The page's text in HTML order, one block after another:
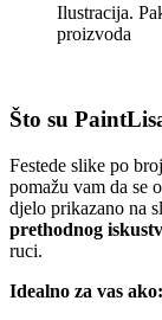
Ilustracija.
proizvoda
Što su
Festede slike po
pomažu vam da se
djelo prikazano na
prethodnog
ruci.
Idealno za vas ako: